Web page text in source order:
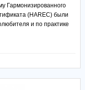
Гармонизированного
(HAREC) были
и по практике